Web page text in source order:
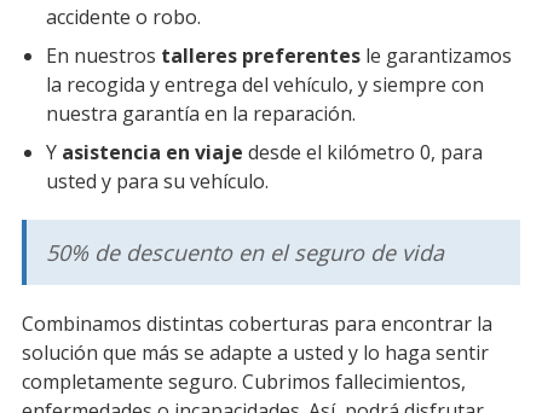
accidente o robo.
En nuestros talleres preferentes le garantizamos
la recogida y entrega del vehículo, y siempre con
nuestra garantía en la reparación.
Y asistencia en viaje desde el kilómetro 0, para
usted y para su vehículo.
50% de descuento en el seguro de vida
Combinamos distintas coberturas para encontrar la
solución que más se adapte a usted y lo haga sentir
completamente seguro. Cubrimos fallecimientos,